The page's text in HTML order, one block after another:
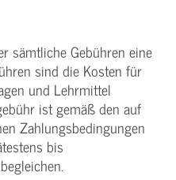
sämtliche Gebühren eine
sind die Kosten für
und Lehrmittel
ist gemäß den auf
Zahlungsbedingungen
bis